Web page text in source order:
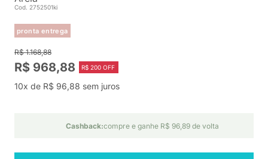
Cod. 2752501ki
pronta entrega
R$ 1.168,88
R$ 968,88 R$ 200 OFF
10x de R$ 96,88 sem juros
Cashback:compre e ganhe R$ 96,89 de volta